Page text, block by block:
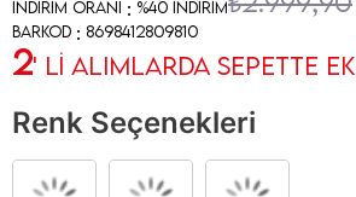
İndirim Oranı : %40 İndirim
Barkod : 8698412809810
2' Lİ ALIMLARDA SEPETTE EK
Renk Seçenekleri